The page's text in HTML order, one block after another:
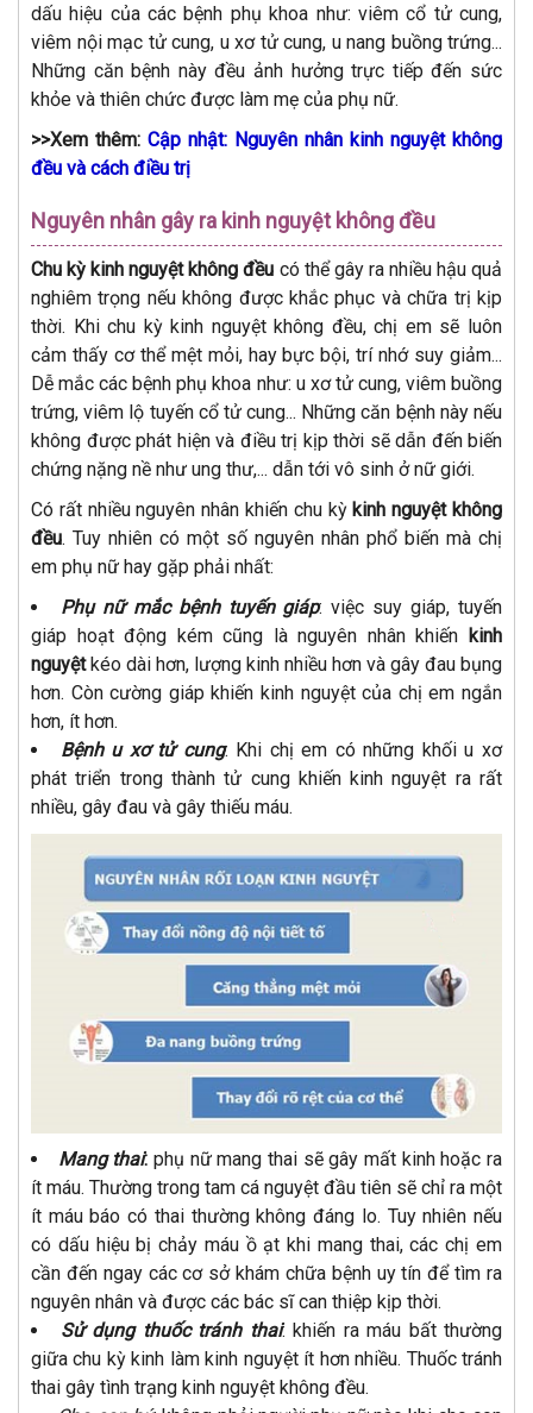
dấu hiệu của các bệnh phụ khoa như: viêm cổ tử cung,
viêm nội mạc tử cung, u xơ tử cung, u nang buồng trứng...
Những căn bệnh này đều ảnh hưởng trực tiếp đến sức
khỏe và thiên chức được làm mẹ của phụ nữ.
>>Xem thêm: Cập nhật: Nguyên nhân kinh nguyệt không
đều và cách điều trị
Nguyên nhân gây ra kinh nguyệt không đều
Chu kỳ kinh nguyệt không đều có thể gây ra nhiều hậu quả
nghiêm trọng nếu không được khắc phục và chữa trị kịp
thời. Khi chu kỳ kinh nguyệt không đều, chị em sẽ luôn
cảm thấy cơ thể mệt mỏi, hay bực bội, trí nhớ suy giảm...
Dễ mắc các bệnh phụ khoa như: u xơ tử cung, viêm buồng
trứng, viêm lộ tuyến cổ tử cung... Những căn bệnh này nếu
không được phát hiện và điều trị kịp thời sẽ dẫn đến biến
chứng nặng nề như ung thư,... dẫn tới vô sinh ở nữ giới.
Có rất nhiều nguyên nhân khiến chu kỳkinh nguyệt không
đều. Tuy nhiên có một số nguyên nhân phổ biến mà chị
em phụ nữ hay gặp phải nhất:
Phụ nữ mắc bệnh tuyến giáp: việc suy giáp, tuyến
giáp hoạt động kém cũng là nguyên nhân khiến kinh
nguyệtkéo dài hơn, lượng kinh nhiều hơn và gây đau bụng
hơn. Còn cường giáp khiến kinh nguyệt của chị em ngắn
hơn, ít hơn.
Bệnh u xơ tử cung: Khi chị em có những khối u xơ
phát triển trong thành tử cung khiến kinh nguyệt ra rất
nhiều, gây đau và gây thiếu máu.
Mang thai: phụ nữ mang thai sẽ gây mất kinh hoặc ra
ít máu. Thường trong tam cá nguyệt đầu tiên sẽ chỉ ra một
ít máu báo có thai thường không đáng lo. Tuy nhiên nếu
có dấu hiệu bị chảy máu ồ ạt khi mang thai, các chị em
cần đến ngay các cơ sở khám chữa bệnh uy tín để tìm ra
nguyên nhân và được các bác sĩ can thiệp kịp thời.
Sử dụng thuốc tránh thai: khiến ra máu bất thường
giữa chu kỳ kinh làm kinh nguyệt ít hơn nhiều. Thuốc tránh
thai gây tình trạng kinh nguyệt không đều.